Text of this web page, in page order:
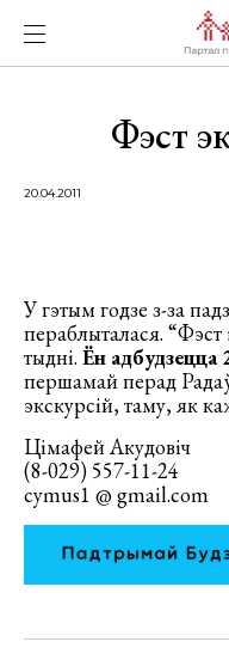
Фэст
20.04.2011
У гэтым годзе з-за
пераблыталася. “Фэст
тыдні. Ён адбудзецца
першамай перад
экскурсій, таму, як
Цімафей Акудовіч
(8-029) 557-11-24
cymus1 @ gmail.com